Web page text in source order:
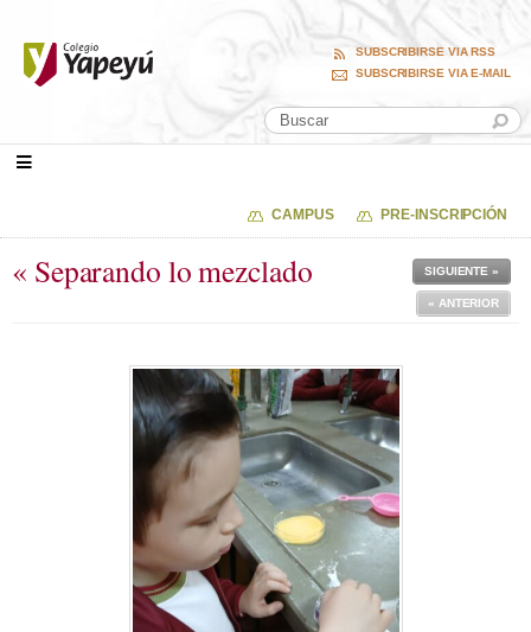
SUBSCRIBIRSE VIA RSS
SUBSCRIBIRSE VIA E-MAIL
CAMPUS PRE-INSCRIPCIÓN
« Separando lo mezclado SIGUIENTE »
« ANTERIOR